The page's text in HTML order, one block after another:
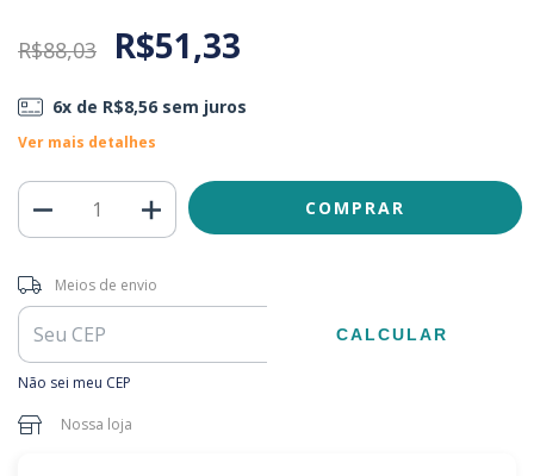
R$88,03 R$51,33
6x de R$8,56sem juros
Ver mais detalhes
Entregas para o CEP:
Meios de envio
CALCULAR
Não sei meu CEP
Nossa loja